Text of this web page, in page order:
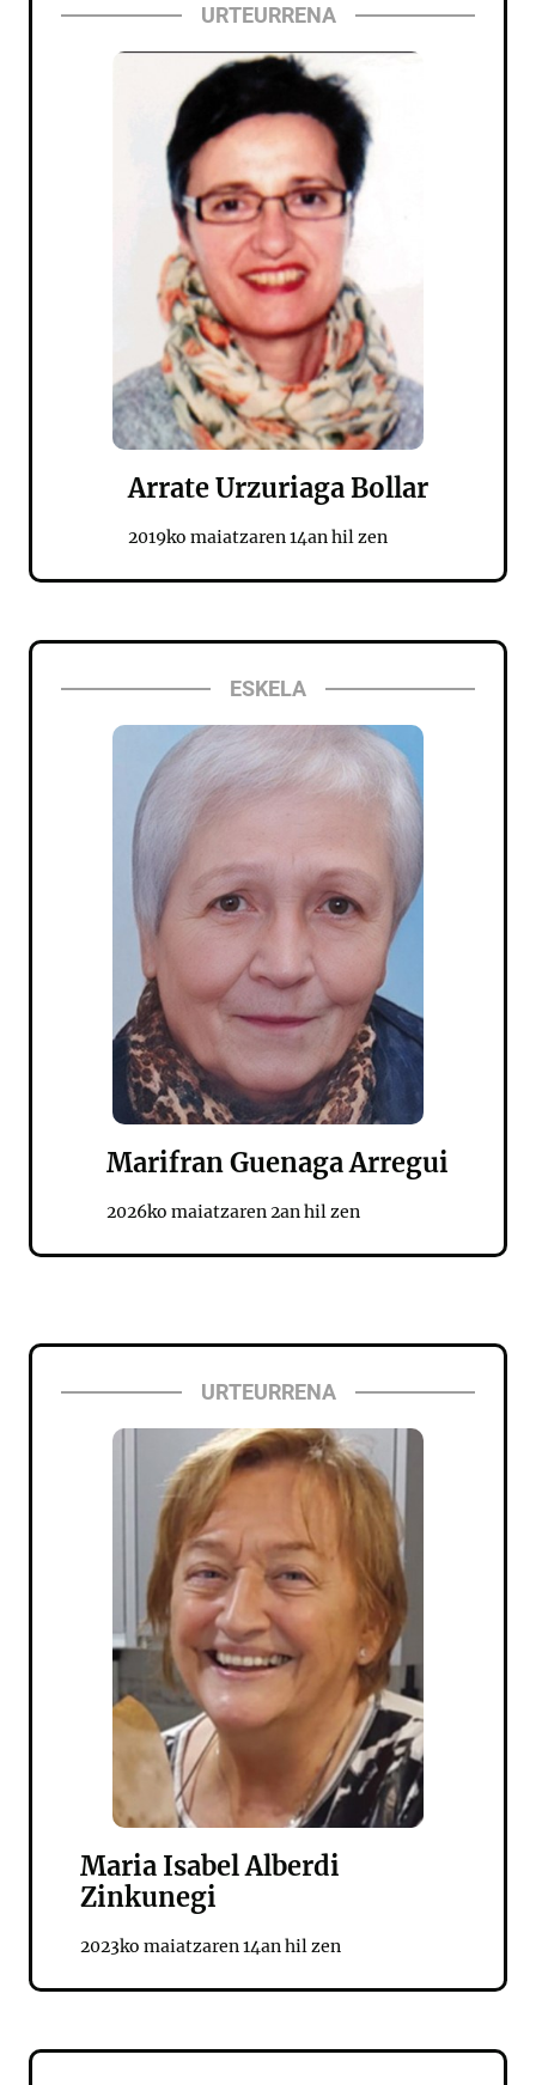
URTEURRENA
Arrate Urzuriaga Bollar
2019ko maiatzaren 14an hil zen
ESKELA
Marifran Guenaga Arregui
2026ko maiatzaren 2an hil zen
URTEURRENA
Maria Isabel Alberdi
Zinkunegi
2023ko maiatzaren 14an hil zen